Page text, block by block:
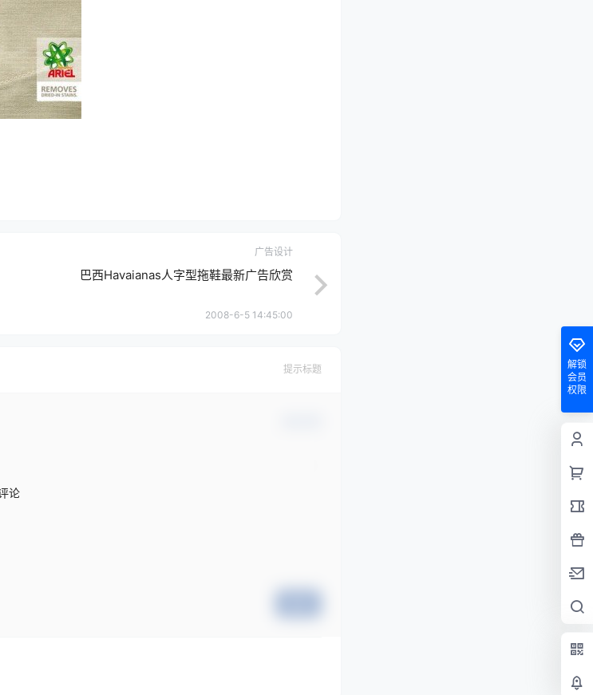
广告设计
巴西Havaianas人字型拖鞋最新广告欣赏
2008-6-5 14:45:00
提示标题
论
解锁
会员
权限